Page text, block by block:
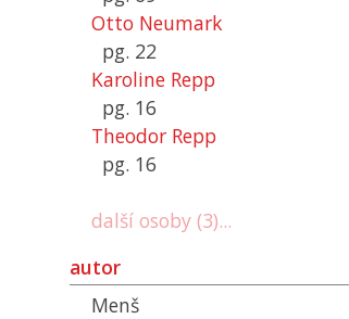
Otto Neumark
pg. 22
Karoline Repp
pg. 16
Theodor Repp
pg. 16
další osoby (3)...
autor
Menš